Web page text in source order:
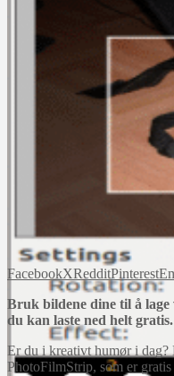
FacebookXRedditPinterest
Bruk bildene dine til å
du kan laste ned helt gratis.
Er du i kreativt humør i
PhotoFilmStrip, som er